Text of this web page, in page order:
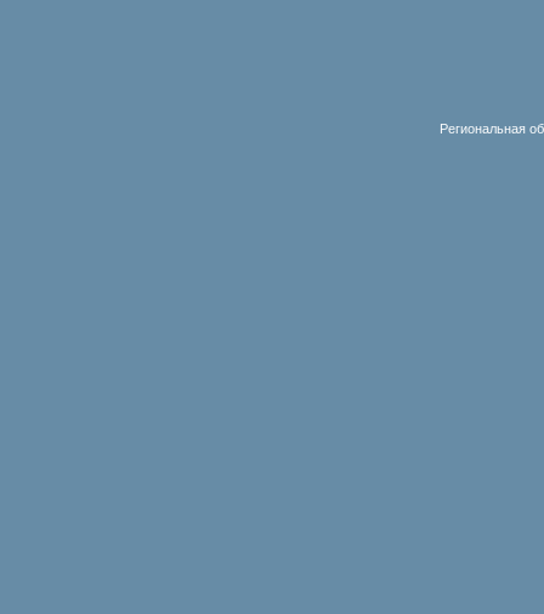
Региональная